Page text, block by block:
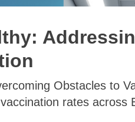
Obstacles to
rates across